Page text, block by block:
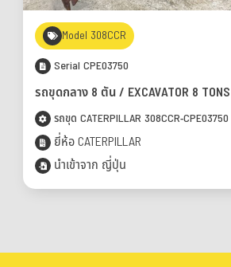
Model 308CCR
Serial CPE03750
รถขุดกลาง 8 ตัน / EXCAVATOR 8 TONS
รถขุด CATERPILLAR 308CCR-CPE03750
ยี่ห้อ CATERPILLAR
นำเข้าจาก ญี่ปุ่น